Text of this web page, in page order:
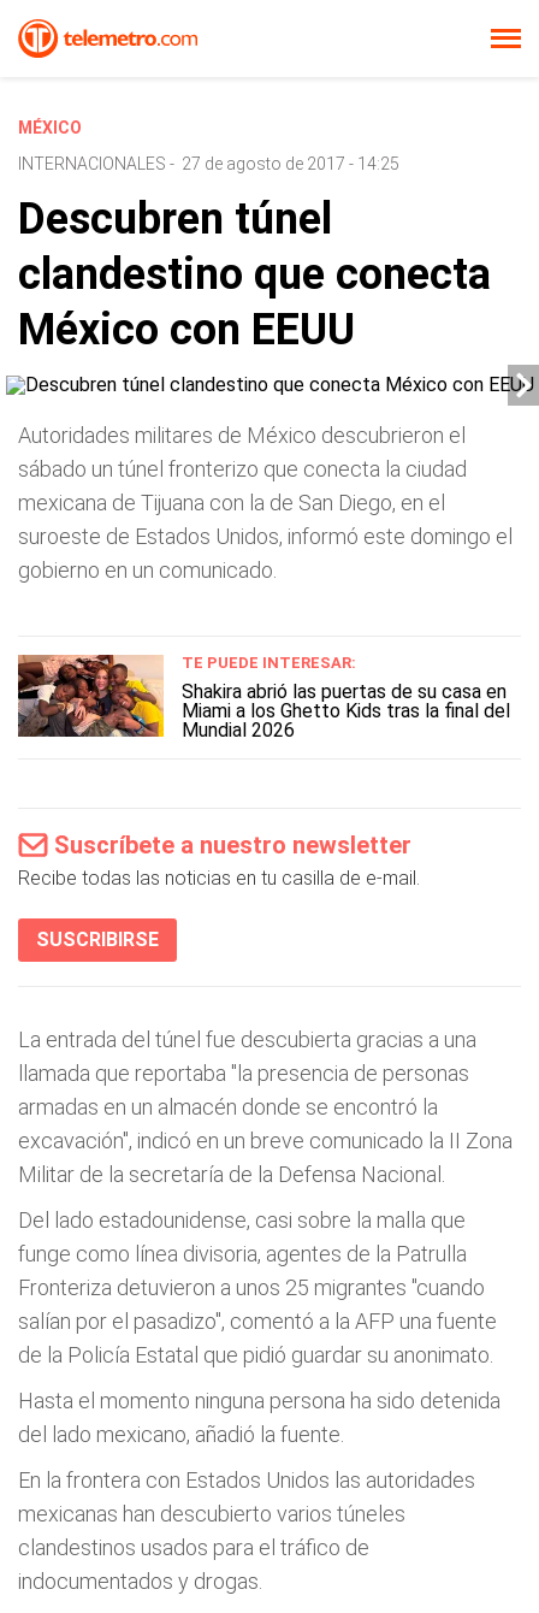
MÉXICO
INTERNACIONALES - 27 de agosto de 2017 - 14:25
Descubren túnel
clandestino que conecta
México con EEUU
Autoridades militares de México descubrieron el
sábado un túnel fronterizo que conecta la ciudad
mexicana de Tijuana con la de San Diego, en el
suroeste de Estados Unidos, informó este domingo el
gobierno en un comunicado.
TE PUEDE INTERESAR:
Shakira abrió las puertas de su casa en
Miami a los Ghetto Kids tras la final del
Mundial 2026
Suscríbete a nuestro newsletter
Recibe todas las noticias en tu casilla de e-mail.
SUSCRIBIRSE
La entrada del túnel fue descubierta gracias a una
llamada que reportaba "la presencia de personas
armadas en un almacén donde se encontró la
excavación", indicó en un breve comunicado la II Zona
Militar de la secretaría de la Defensa Nacional.
Del lado estadounidense, casi sobre la malla que
funge como línea divisoria, agentes de la Patrulla
Fronteriza detuvieron a unos 25 migrantes "cuando
salían por el pasadizo", comentó a la AFP una fuente
de la Policía Estatal que pidió guardar su anonimato.
Hasta el momento ninguna persona ha sido detenida
del lado mexicano, añadió la fuente.
En la frontera con Estados Unidos las autoridades
mexicanas han descubierto varios túneles
clandestinos usados para el tráfico de
indocumentados y drogas.